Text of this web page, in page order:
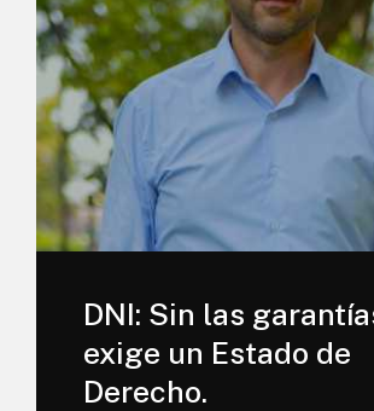
DNI: Sin las
exige un Estado de
Derecho.